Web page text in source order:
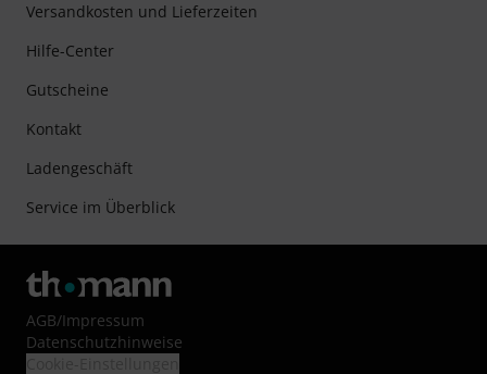
Versandkosten und Lieferzeiten
Hilfe-Center
Gutscheine
Kontakt
Ladengeschäft
Service im Überblick
AGB/Impressum
Datenschutzhinweise